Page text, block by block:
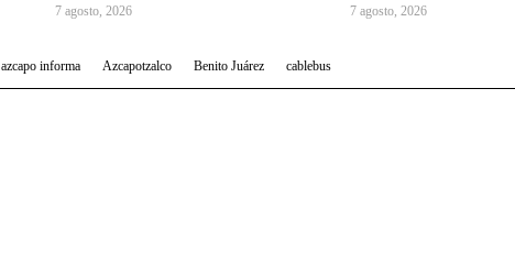
7 agosto, 2026 7 agosto, 2026
azcapo informa Azcapotzalco Benito Juárez cablebus